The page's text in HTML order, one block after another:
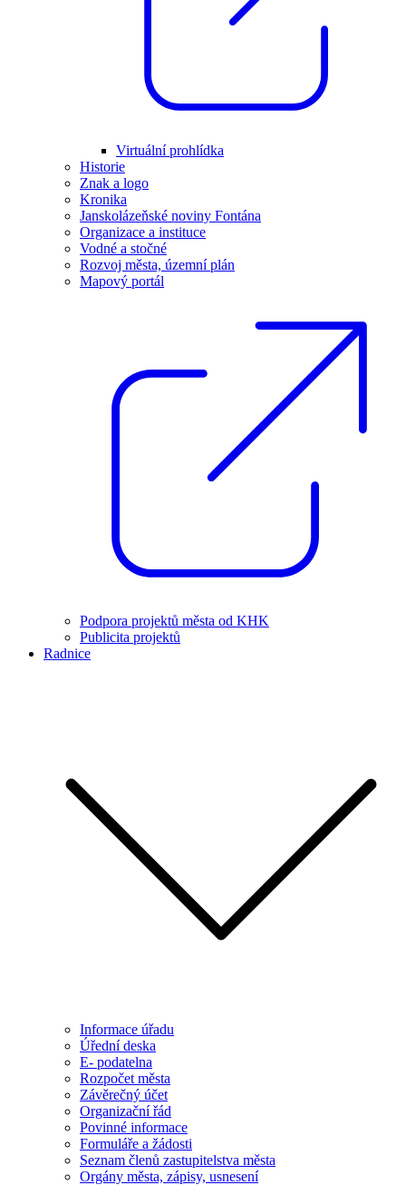
Virtuální prohlídka
Historie
Znak a logo
Kronika
Janskolázeňské noviny Fontána
Organizace a instituce
Vodné a stočné
Rozvoj města, územní plán
Mapový portál
Podpora projektů města od KHK
Publicita projektů
Radnice
Informace úřadu
Úřední deska
E- podatelna
Rozpočet města
Závěrečný účet
Organizační řád
Povinné informace
Formuláře a žádosti
Seznam členů zastupitelstva města
Orgány města, zápisy, usnesení